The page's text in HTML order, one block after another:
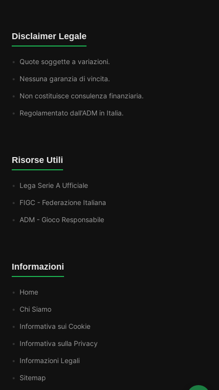
Disclaimer Legale
Quote soggette a variazioni.
Nessuna garanzia di vincita.
Non costituisce consulenza finanziaria.
Regolamentato dall'ADM in Italia.
Risorse Utili
Lega Serie A Ufficiale
FIGC - Federazione Italiana
ADM - Gioco Responsabile
Informazioni
Home
Chi Siamo
Informativa sui Cookie
Informativa sulla Privacy
Informazioni Legali
Sitemap